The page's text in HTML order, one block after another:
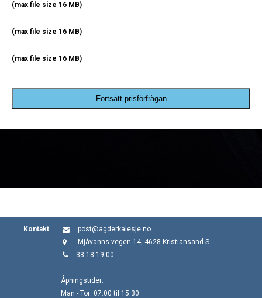
(max file size 16 MB)
(max file size 16 MB)
(max file size 16 MB)
Fortsätt prisförfrågan
Kontakt
post@agderkalesje.no
Mjåvanns vegen 14, 4628 Kristiansand S
38 18 19 00
Åpningstider:
Man - Tor: 07:00 til 15:30